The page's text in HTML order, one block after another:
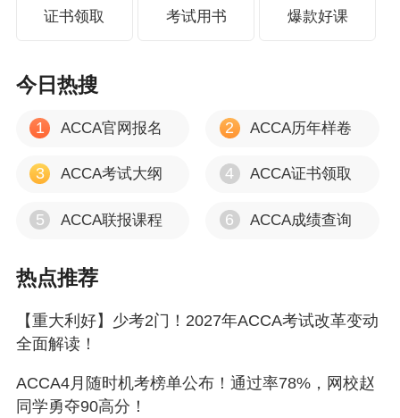
注：下表蓝色底色为Exam，黄色底色为Essential
中，后完成，属于必须完成的】
证书领取 考试用书 爆款好课
今日热搜
1 ACCA官网报名 2 ACCA历年样卷
3 ACCA考试大纲 4 ACCA证书领取
5 ACCA联报课程 6 ACCA成绩查询
热点推荐
【重大利好】少考2门！2027年ACCA考试改革变动
全面解读！
ACCA4月随时机考榜单公布！通过率78%，网校赵
同学勇夺90高分！